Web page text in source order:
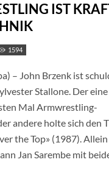
IST
1594
– John Brzenk ist
Stallone. Der
Mal Armwrestling-
andere holte sich den
the Top» (1987).
Jan Sarembe mit